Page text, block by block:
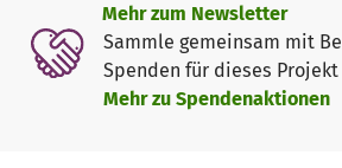
Mehr zum Newsletter
Sammle gemeinsam mit
Spenden für dieses Projekt
Mehr zu Spendenaktionen